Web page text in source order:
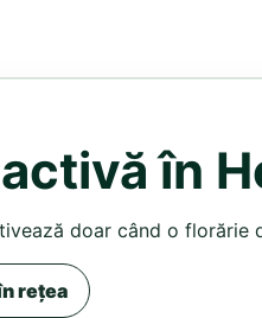
în
doar când o florărie
rețea